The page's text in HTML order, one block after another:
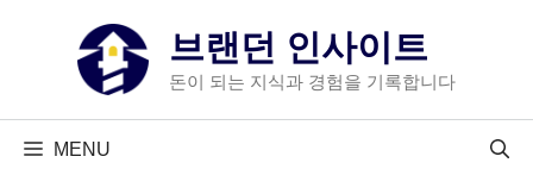
브랜던 인사이트
돈이 되는 지식과 경험을 기록합니다
MENU